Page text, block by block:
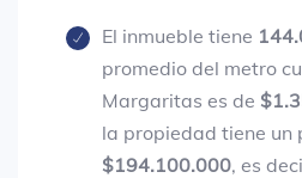
El inmueble tiene
promedio del metro
Margaritas es de
la propiedad tiene un
$194.100.000, es